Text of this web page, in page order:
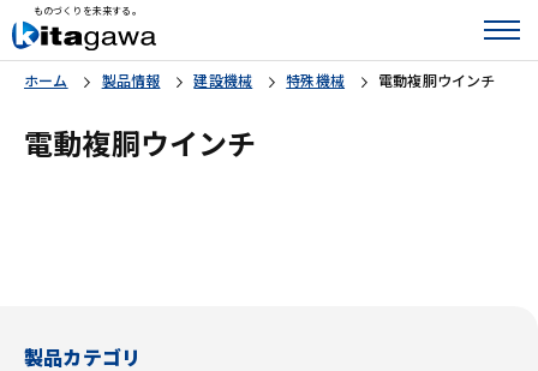
ものづくりを未来する。
ホーム 製品情報 建設機械 特殊機械 電動複胴ウインチ
製品カテゴリ
電動複胴ウインチ